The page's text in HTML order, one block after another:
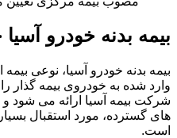
بیمه بدنه خودرو
بیمه بدنه خودرو آسیا، نوعی
وارد شده به خودروی بیمه
شرکت بیمه آسیا ارائه می شود
های گسترده، مورد استقبال
است.